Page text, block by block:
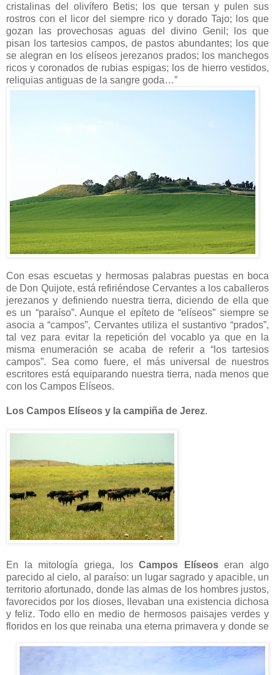
cristalinas del olivífero Betis; los que tersan y pulen sus
rostros con el licor del siempre rico y dorado Tajo; los que
gozan las provechosas aguas del divino Genil; los que
pisan los tartesios campos, de pastos abundantes; los que
se alegran en los elíseos jerezanos prados; los manchegos
ricos y coronados de rubias espigas; los de hierro vestidos,
reliquias antiguas de la sangre goda…”
Con esas escuetas y hermosas palabras puestas en boca
de Don Quijote, está refiriéndose Cervantes a los caballeros
jerezanos y definiendo nuestra tierra, diciendo de ella que
es un “paraíso”. Aunque el epíteto de “elíseos” siempre se
asocia a “campos”, Cervantes utiliza el sustantivo “prados”,
tal vez para evitar la repetición del vocablo ya que en la
misma enumeración se acaba de referir a “los tartesios
campos”. Sea como fuere, el más universal de nuestros
escritores está equiparando nuestra tierra, nada menos que
con los Campos Elíseos.
Los Campos Elíseos y la campiña de Jerez.
En la mitología griega, losCampos Elíseoseran algo
parecido al cielo, al paraíso: un lugar sagrado y apacible, un
territorio afortunado, donde las almas de los hombres justos,
favorecidos por los dioses, llevaban una existencia dichosa
y feliz. Todo ello en medio de hermosos paisajes verdes y
floridos en los que reinaba una eterna primavera y donde se